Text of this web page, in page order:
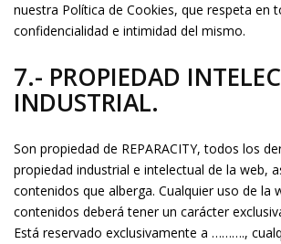
nuestra Política de Cookies, que respeta en
confidencialidad e intimidad del mismo.
7.- PROPIEDAD
INDUSTRIAL.
Son propiedad de REPARACITY, todos los
propiedad industrial e intelectual de la web,
contenidos que alberga. Cualquier uso de la
contenidos deberá tener un carácter
Está reservado exclusivamente a ……….,